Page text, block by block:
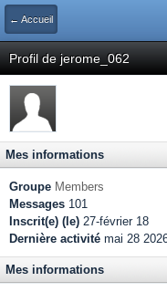
← Accueil
Profil de jerome_062
Mes informations
Groupe Members
Messages 101
Inscrit(e) (le) 27-février 18
Dernière activité mai 28
Mes informations